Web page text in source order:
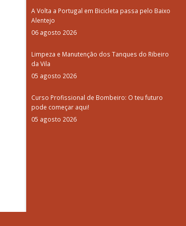
A Volta a Portugal em Bicicleta passa pelo Baixo
Alentejo
06 agosto 2026
Limpeza e Manutenção dos Tanques do Ribeiro
da Vila
05 agosto 2026
Curso Profissional de Bombeiro: O teu futuro
pode começar aqui!
05 agosto 2026